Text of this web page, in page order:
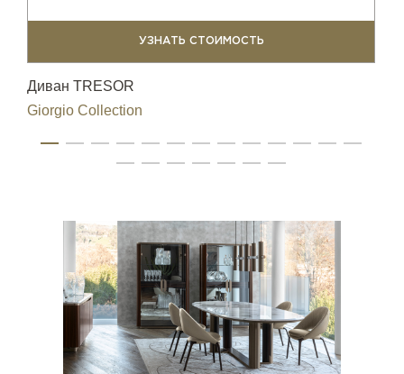
УЗНАТЬ СТОИМОСТЬ
Диван TRESOR
Giorgio Collection